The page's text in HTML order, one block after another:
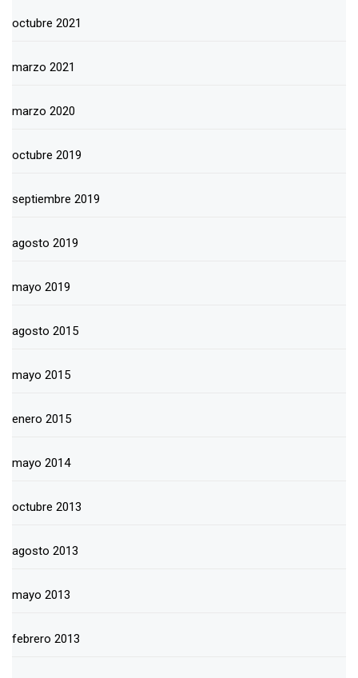
octubre 2021
marzo 2021
marzo 2020
octubre 2019
septiembre 2019
agosto 2019
mayo 2019
agosto 2015
mayo 2015
enero 2015
mayo 2014
octubre 2013
agosto 2013
mayo 2013
febrero 2013